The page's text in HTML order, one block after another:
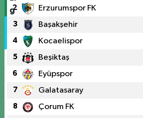
2 Erzurumspor FK
3 Başakşehir
4 Kocaelispor
5 Beşiktaş
6 Eyüpspor
7 Galatasaray
8 Çorum FK